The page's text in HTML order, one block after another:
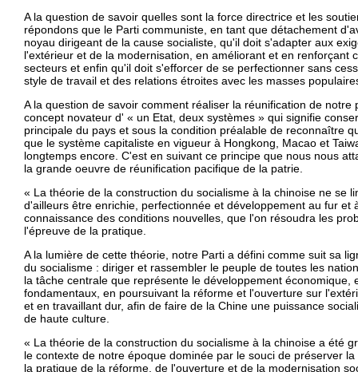
A la question de savoir quelles sont la force directrice et les
répondons que le Parti communiste, en tant que détachement
noyau dirigeant de la cause socialiste, qu'il doit s'adapter aux
l'extérieur et de la modernisation, en améliorant et en renforçant
secteurs et enfin qu'il doit s'efforcer de se perfectionner sans
style de travail et des relations étroites avec les masses
A la question de savoir comment réaliser la réunification de
concept novateur d' « un Etat, deux systèmes » qui signifie
principale du pays et sous la condition préalable de reconnaître
que le système capitaliste en vigueur à Hongkong, Macao et
longtemps encore. C'est en suivant ce principe que nous nous
la grande oeuvre de réunification pacifique de la patrie.
« La théorie de la construction du socialisme à la chinoise ne se
d'ailleurs être enrichie, perfectionnée et développement au fur et
connaissance des conditions nouvelles, que l'on résoudra les
l'épreuve de la pratique.
A la lumière de cette théorie, notre Parti a défini comme suit sa
du socialisme : diriger et rassembler le peuple de toutes les
la tâche centrale que représente le développement économique,
fondamentaux, en poursuivant la réforme et l'ouverture sur
et en travaillant dur, afin de faire de la Chine une puissance
de haute culture.
« La théorie de la construction du socialisme à la chinoise a été
le contexte de notre époque dominée par le souci de préserver
la pratique de la réforme, de l'ouverture et de la modernisation